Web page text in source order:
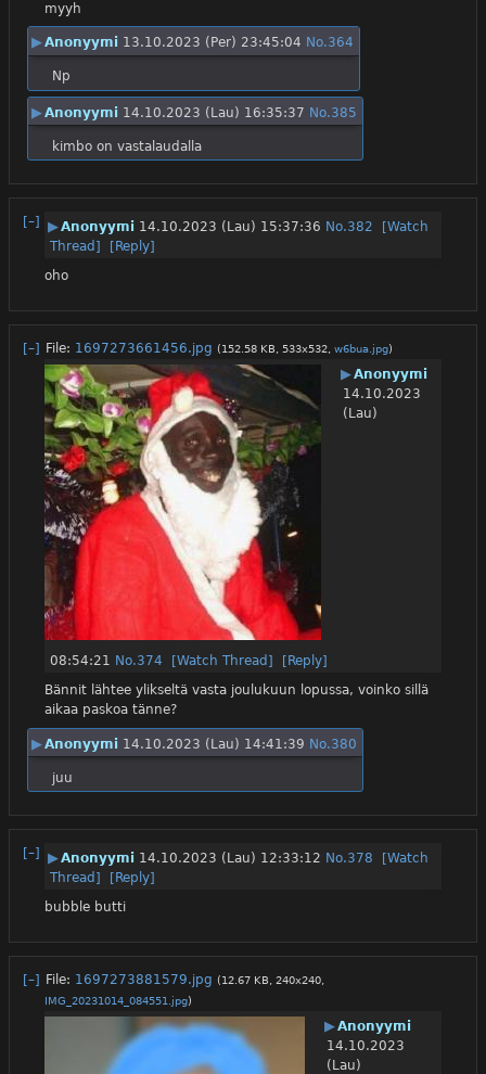
myyh
▶Anonyymi 13.10.2023 (Per) 23:45:04 No.364
Np
▶Anonyymi 14.10.2023 (Lau) 16:35:37 No.385
kimbo on vastalaudalla
[–] ▶Anonyymi 14.10.2023 (Lau) 15:37:36 No.382
[Watch
Thread]
[Reply]
oho
[–] File: 1697273661456.jpg (152.58 KB, 533x532, w6bua.jpg)
▶Anonyymi
14.10.2023
(Lau)
08:54:21 No.374 [Watch Thread]
[Reply]
Bännit lähtee ylikseltä vasta joulukuun lopussa, voinko sillä
aikaa paskoa tänne?
▶Anonyymi 14.10.2023 (Lau) 14:41:39 No.380
juu
[–] ▶Anonyymi 14.10.2023 (Lau) 12:33:12 No.378
[Watch
Thread]
[Reply]
bubble butti
[–] File: 1697273881579.jpg (12.67 KB, 240x240,
IMG_20231014_084551.jpg)
▶Anonyymi
14.10.2023
(Lau)